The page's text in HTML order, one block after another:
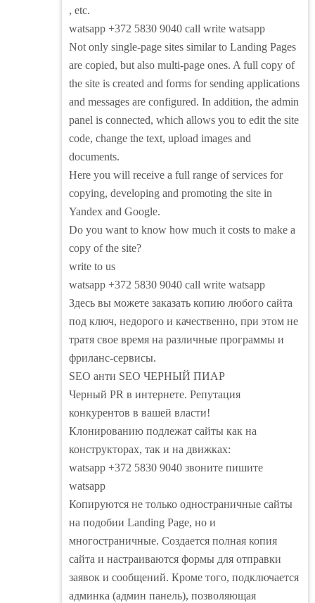
, etc.
watsapp +372 5830 9040 call write watsapp
Not only single-page sites similar to Landing Pages
are copied, but also multi-page ones. A full copy of
the site is created and forms for sending applications
and messages are configured. In addition, the admin
panel is connected, which allows you to edit the site
code, change the text, upload images and
documents.
Here you will receive a full range of services for
copying, developing and promoting the site in
Yandex and Google.
Do you want to know how much it costs to make a
copy of the site?
write to us
watsapp +372 5830 9040 call write watsapp
Здесь вы можете заказать копию любого сайта
под ключ, недорого и качественно, при этом не
тратя свое время на различные программы и
фриланс-сервисы.
SEO анти SEO ЧЕРНЫЙ ПИАР
Черный PR в интернете. Репутация
конкурентов в вашей власти!
Клонированию подлежат сайты как на
конструкторах, так и на движках:
watsapp +372 5830 9040 звоните пишите
watsapp
Копируются не только одностраничные сайты
на подобии Landing Page, но и
многостраничные. Создается полная копия
сайта и настраиваются формы для отправки
заявок и сообщений. Кроме того, подключается
админка (админ панель), позволяющая